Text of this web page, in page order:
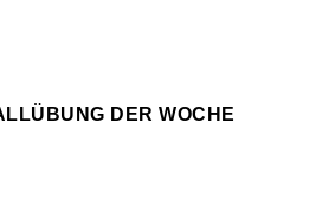
DER WOCHE (